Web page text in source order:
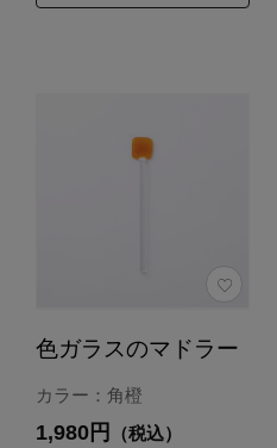
色ガラスのマドラー
カラー：角橙
1,980円 （税込）